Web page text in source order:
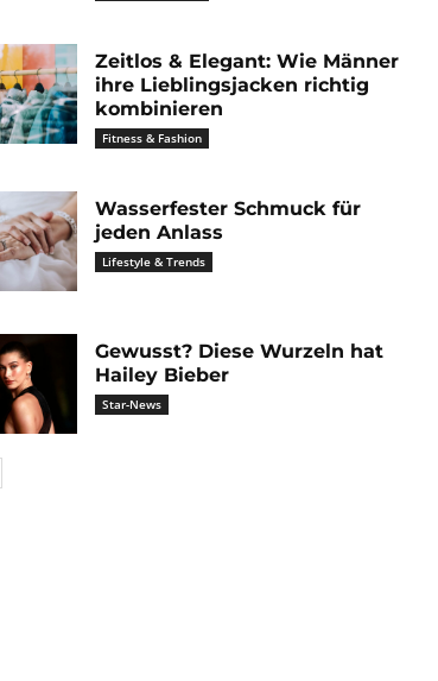
Zeitlos & Elegant: Wie Männer
ihre Lieblingsjacken richtig
kombinieren
Fitness & Fashion
Wasserfester Schmuck für
jeden Anlass
Lifestyle & Trends
Gewusst? Diese Wurzeln hat
Hailey Bieber
Star-News